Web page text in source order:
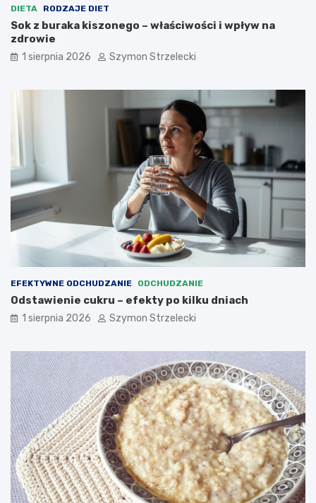
DIETA RODZAJE DIET
Sok z buraka kiszonego – właściwości i wpływ na
zdrowie
1 sierpnia 2026 Szymon Strzelecki
EFEKTYWNE ODCHUDZANIE ODCHUDZANIE
Odstawienie cukru – efekty po kilku dniach
1 sierpnia 2026 Szymon Strzelecki